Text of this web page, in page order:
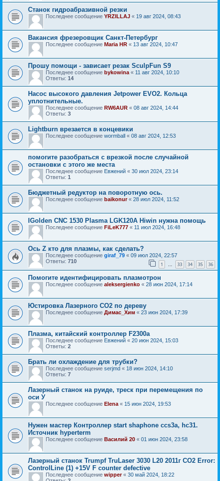
Станок гидроабразивной резки
Последнее сообщение YRZILLAJ « 19 авг 2024, 08:43
Вакансия фрезеровщик Санкт-Петербург
Последнее сообщение Maria HR « 13 авг 2024, 10:47
Прошу помощи - зависает резак SculpFun S9
Последнее сообщение bykowina « 11 авг 2024, 10:10
Ответы: 14
Насос высокого давления Jetpower EVO2. Кольца
уплотнительные.
Последнее сообщение RW6AUR « 08 авг 2024, 14:44
Ответы: 3
Lightburn врезается в концевики
Последнее сообщение wormball « 08 авг 2024, 12:53
помогите разобраться с врезкой после случайной
остановки с этого же места
Последнее сообщение Евжений « 30 июл 2024, 23:14
Ответы: 1
Бюджетный редуктор на поворотную ось.
Последнее сообщение baikonur« 28 июл 2024, 11:52
IGolden CNC 1530 Plasma LGK120A Hiwin нужна помощь
Последнее сообщение FiLeK777 « 11 июл 2024, 16:48
Ось Z кто для плазмы, как сделать?
Последнее сообщение giraf_79 « 09 июл 2024, 22:57
Ответы: 710 1 … 33 34 35 36
Помогите идентифицировать плазмотрон
Последнее сообщение aleksergienko « 28 июн 2024, 17:14
Юстировка Лазерного СО2 по дереву
Последнее сообщение Димас_Хим « 23 июн 2024, 17:39
Плазма, китайский контроллер F2300a
Последнее сообщение Евжений « 20 июн 2024, 15:03
Ответы: 2
Брать ли охлаждение для трубки?
Последнее сообщение serjmd « 18 июн 2024, 14:10
Ответы: 7
Лазерный станок на руиде, треск при перемещения по
оси У
Последнее сообщение Elena « 15 июн 2024, 19:53
Нужен мастер Контроллер start shaphone ccs3a, hc31.
Источник hyperterm
Последнее сообщение Василий 20 « 01 июн 2024, 23:58
Лазерный станок Trumpf TruLaser 3030 L20 2011г CO2 Error:
ControlLine (1) +15V F counter defective
Последнее сообщение wipper« 30 май 2024, 18:22